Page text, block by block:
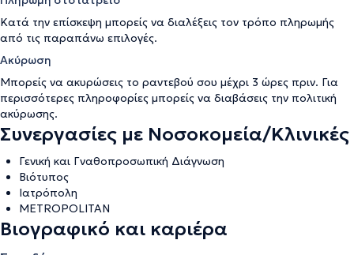
Κατά την επίσκεψη μπορείς να διαλέξεις τον τρόπο πληρωμής
από τις παραπάνω επιλογές.
Ακύρωση
Μπορείς να ακυρώσεις το ραντεβού σου μέχρι 3 ώρες πριν. Για
περισσότερες πληροφορίες μπορείς να διαβάσεις την πολιτική
ακύρωσης.
Συνεργασίες με Νοσοκομεία/Κλινικές
Γενική και Γναθοπροσωπική Διάγνωση
Βιότυπος
Ιατρόπολη
METROPOLITAN
Βιογραφικό και καριέρα